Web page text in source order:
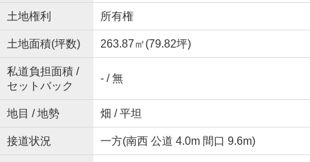
土地権利 所有権
土地面積(坪数) 263.87㎡(79.82坪)
私道負担面積 /
セットバック
- / 無
地目 / 地勢 畑 / 平坦
接道状況 一方(南西 公道 4.0m 間口 9.6m)